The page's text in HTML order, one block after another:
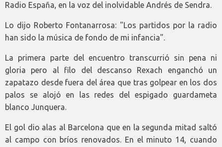
Radio España, en la voz del inolvidable Andrés de Sendra.
Lo dijo Roberto Fontanarrosa: "Los partidos por la radio
han sido la música de fondo de mi infancia".
La primera parte del encuentro transcurrió sin pena ni
gloria pero al filo del descanso Rexach enganchó un
zapatazo desde fuera del área que tras golpear en los dos
palos se alojó en las redes del espigado guardameta
blanco Junquera.
El gol dio alas al Barcelona que en la segunda mitad saltó
al campo con bríos renovados. En el minuto 14, cuando